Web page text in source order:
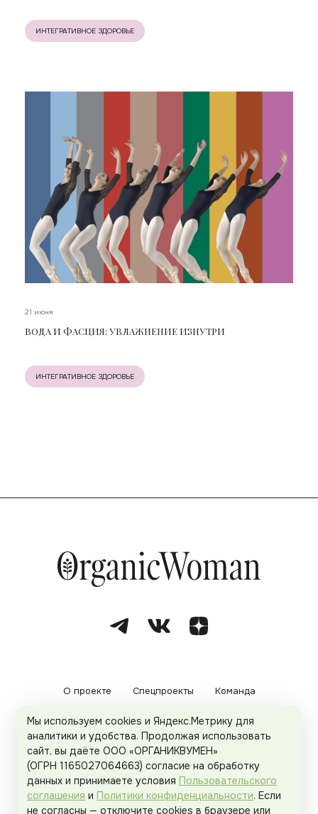
ИНТЕГРАТИВНОЕ ЗДОРОВЬЕ
21 июня
ВОДА И ФАСЦИЯ: УВЛАЖНЕНИЕ ИЗНУТРИ
ИНТЕГРАТИВНОЕ ЗДОРОВЬЕ
О проекте Спецпроекты Команда
Рекламодателям Политика конфиденциальности
Пользовательское соглашение
Мы используем cookies и Яндекс.Метрику для
аналитики и удобства. Продолжая использовать
сайт, вы даёте ООО «ОРГАНИКВУМЕН»
(ОГРН 1165027064663) согласие на обработку
данных и принимаете условия Пользовательского
соглашения и Политики конфиденциальности. Если
не согласны — отключите cookies в браузере или